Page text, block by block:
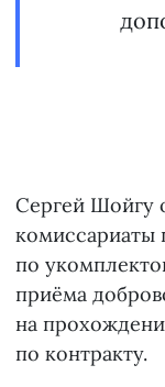
Сергей Шойгу
комиссариаты
по
приёма
на
по контракту.